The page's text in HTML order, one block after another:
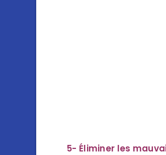
5- Éliminer les